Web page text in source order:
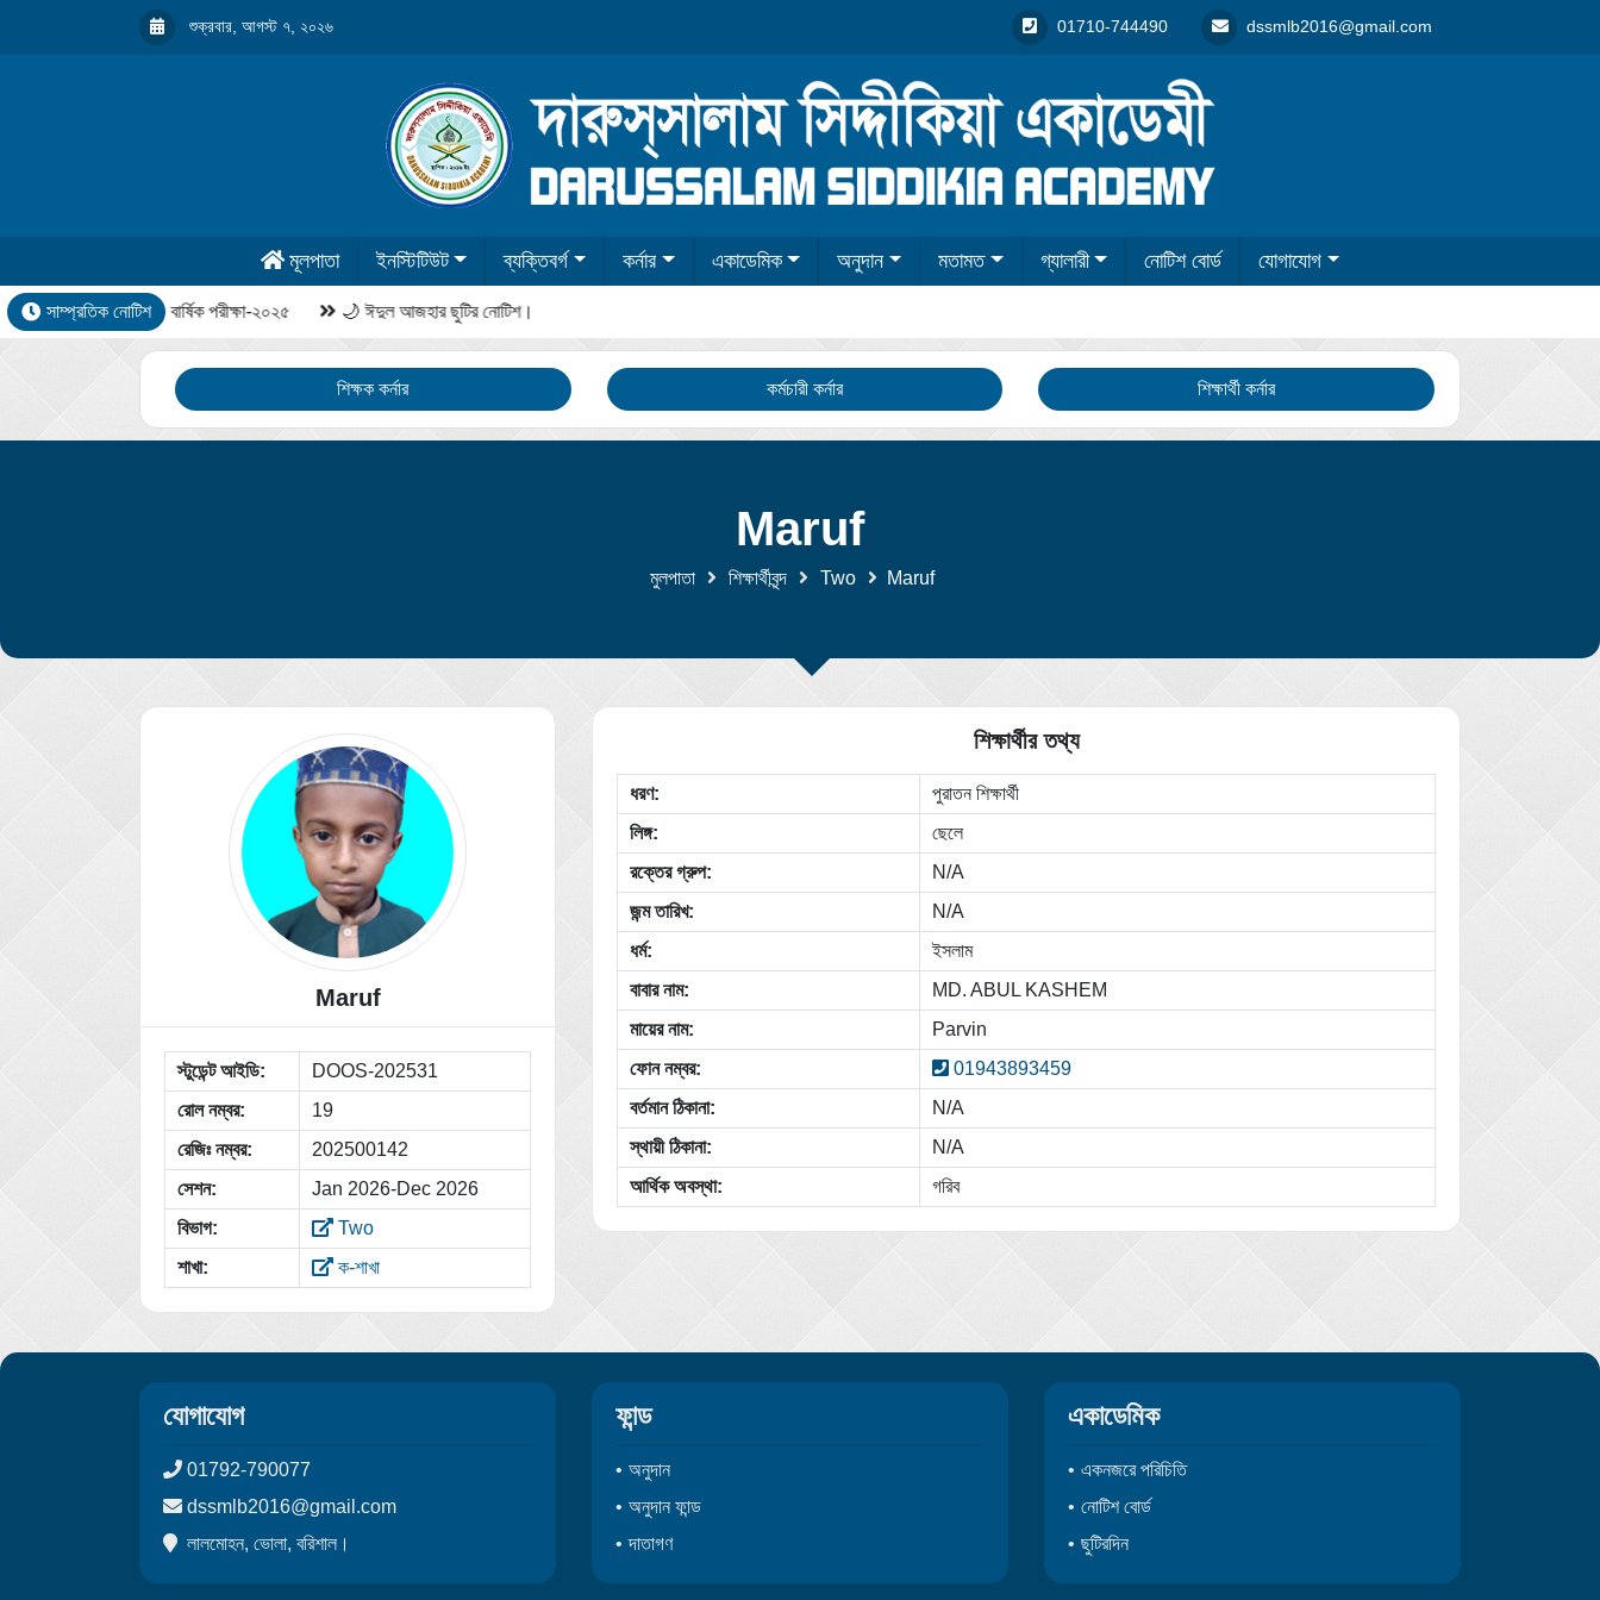
শুক্রবার, আগস্ট ৭, ২০২৬ 01710-744490 dssmlb2016@gmail.com
মূলপাতা ইনস্টিটিউট ব্যক্তিবর্গ কর্নার একাডেমিক অনুদান মতামত গ্যালারী নোটিশ বোর্ড যোগাযোগ
সাম্প্রতিক নোটিশ বার্ষিক পরীক্ষা-২০২৫ 🌙 ঈদুল আজহার ছুটির নোটিশ।
শিক্ষক কর্নার কর্মচারী কর্নার শিক্ষার্থী কর্নার
Maruf
মুলপাতা শিক্ষার্থীবৃন্দ Two Maruf
Maruf
স্টুডেন্ট আইডি:
DOOS-202531
রোল নম্বর:
19
রেজিঃ নম্বর:
202500142
সেশন:
Jan 2026-Dec 2026
বিভাগ:
Two
শাখা:
ক-শাখা
শিক্ষার্থীর তথ্য
ধরণ:
পুরাতন শিক্ষার্থী
লিঙ্গ:
ছেলে
রক্তের গ্রুপ:
N/A
জন্ম তারিখ:
N/A
ধর্ম:
ইসলাম
বাবার নাম:
MD. ABUL KASHEM
মায়ের নাম:
Parvin
ফোন নম্বর:
01943893459
বর্তমান ঠিকানা:
N/A
স্থায়ী ঠিকানা:
N/A
আর্থিক অবস্থা:
গরিব
যোগাযোগ
01792-790077
dssmlb2016@gmail.com
লালমোহন, ভোলা, বরিশাল।
ফান্ড
অনুদান
অনুদান ফান্ড
দাতাগণ
একাডেমিক
একনজরে পরিচিতি
নোটিশ বোর্ড
ছুটিরদিন